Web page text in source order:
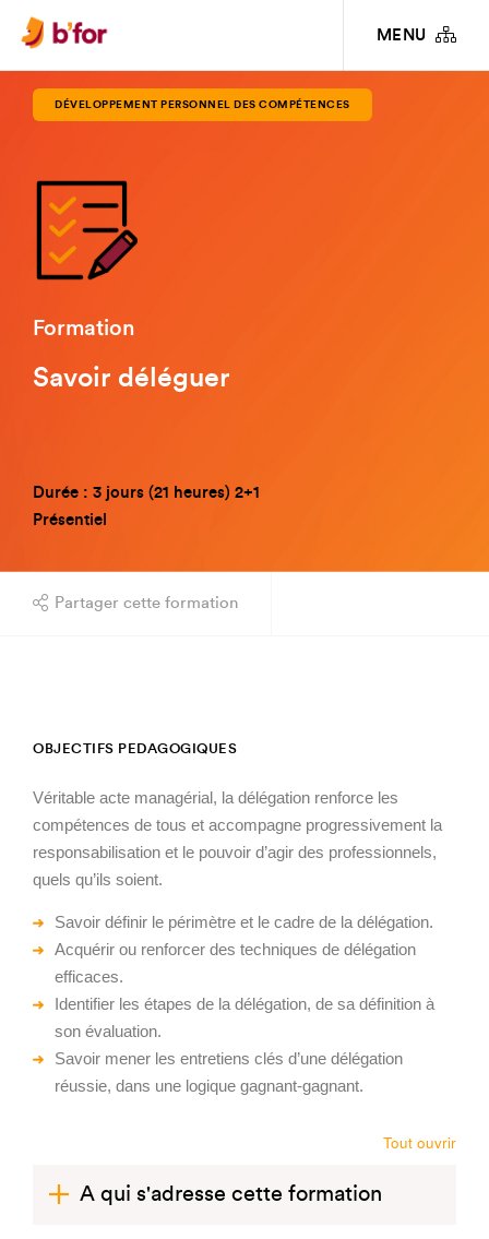
MENU
FORMATIONS
DÉLÉGUER
DÉVELOPPEMENT PERSONNEL DES COMPÉTENCES
Formation
Savoir déléguer
Durée : 3 jours (21 heures) 2+1
Présentiel
Partager cette formation
OBJECTIFS PEDAGOGIQUES
Véritable acte managérial, la délégation renforce les
compétences de tous et accompagne progressivement la
responsabilisation et le pouvoir d’agir des professionnels,
quels qu’ils soient.
Savoir définir le périmètre et le cadre de la délégation.
Acquérir ou renforcer des techniques de délégation
efficaces.
Identifier les étapes de la délégation, de sa définition à
son évaluation.
Savoir mener les entretiens clés d’une délégation
réussie, dans une logique gagnant-gagnant.
Tout ouvrir
A qui s'adresse cette formation